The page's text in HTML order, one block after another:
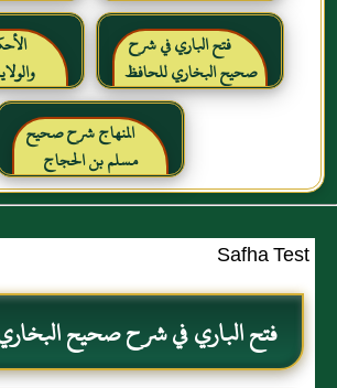
فتح الباري في شرح
صحيح البخاري للحافظ
ابن حجر العسقلاني
المنهاج شرح صحيح
مسلم بن الحجاج
Safha Test
فتح الباري في شرح صحيح